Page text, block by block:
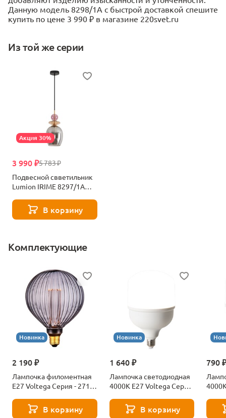
Данную модель 8298/1A с быстрой доставкой спешите
купить по цене 3 990 ₽ в магазине 220svet.ru
Из той же серии
Акция 30%
5 783 ₽
3 990 ₽
Подвесной свветильник
Lumion IRIME 8297/1A
В корзину
Комплектующие
Новинка
2 190 ₽
Лампочка филоментная
Е27 Voltega Серия - 271
В корзину
Новинка
1 640 ₽
Лампочка светодиодная
4000К Е27 Voltega Серия
В корзину
790